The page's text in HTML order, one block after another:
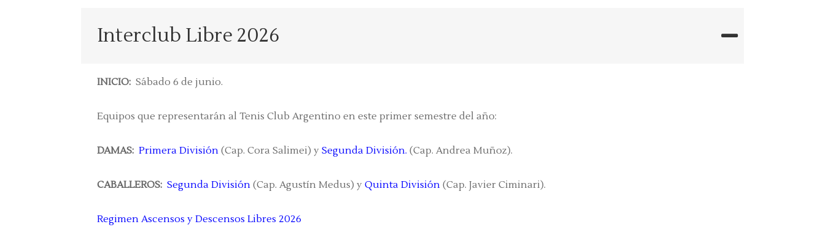
Interclub Libre 2026
INICIO: Sábado 6 de junio.
Equipos que representarán al Tenis Club Argentino en este primer semestre del año:
DAMAS: Primera División (Cap. Cora Salimei) y Segunda División. (Cap. Andrea Muñoz).
CABALLEROS: Segunda División (Cap. Agustín Medus) y Quinta División (Cap. Javier Ciminari).
Regimen Ascensos y Descensos Libres 2026